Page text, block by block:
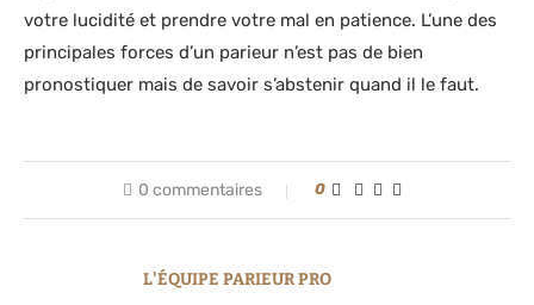
votre lucidité et prendre votre mal en patience. L’une des
principales forces d’un parieur n’est pas de bien
pronostiquer mais de savoir s’abstenir quand il le faut.
0 commentaires 0
L'ÉQUIPE PARIEUR PRO